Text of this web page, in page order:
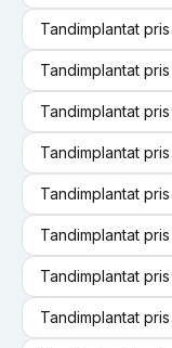
Tandimplantat pris
Tandimplantat pris
Tandimplantat pris
Tandimplantat pris
Tandimplantat pris
Tandimplantat pris
Tandimplantat pris
Tandimplantat pris